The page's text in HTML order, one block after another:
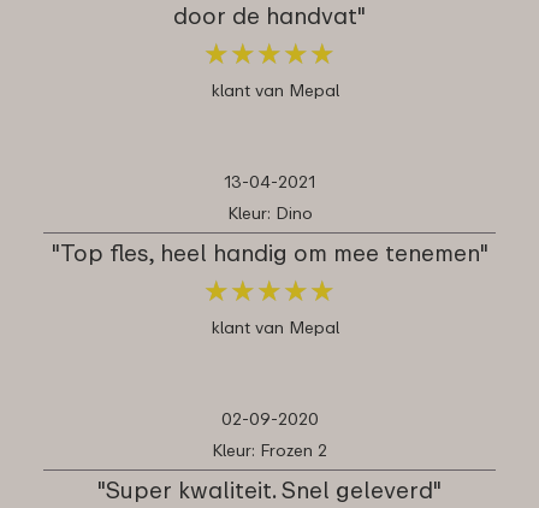
door de handvat"
★★★★★
★★★★★
klant van Mepal
13-04-2021
Kleur: Dino
"Top fles, heel handig om mee tenemen"
★★★★★
★★★★★
klant van Mepal
02-09-2020
Kleur: Frozen 2
"Super kwaliteit. Snel geleverd"